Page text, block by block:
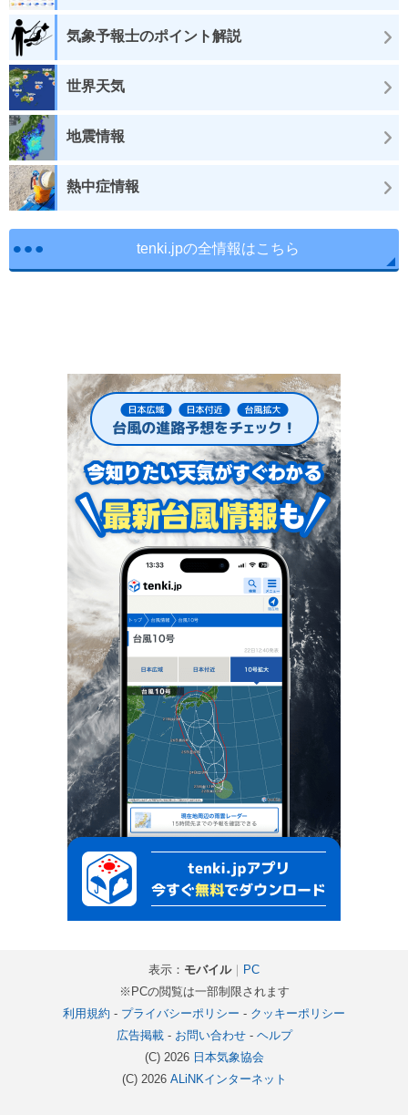
気象予報士のポイント解説
世界天気
地震情報
熱中症情報
tenki.jpの全情報はこちら
表示： モバイル｜ PC
※PCの閲覧は一部制限されます
利用規約 - プライバシーポリシー - クッキーポリシー
広告掲載- お問い合わせ- ヘルプ
(C) 2026 日本気象協会
(C) 2026 ALiNKインターネット